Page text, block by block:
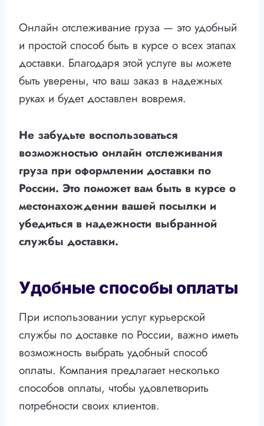
Онлайн отслеживание груза — это удобный
и простой способ быть в курсе о всех этапах
доставки. Благодаря этой услуге вы можете
быть уверены, что ваш заказ в надежных
руках и будет доставлен вовремя.
Не забудьте воспользоваться
возможностью онлайн отслеживания
груза при оформлении доставки по
России. Это поможет вам быть в курсе о
местонахождении вашей посылки и
убедиться в надежности выбранной
службы доставки.
Удобные способы оплаты
При использовании услуг курьерской
службы по доставке по России, важно иметь
возможность выбрать удобный способ
оплаты. Компания предлагает несколько
способов оплаты, чтобы удовлетворить
потребности своих клиентов.